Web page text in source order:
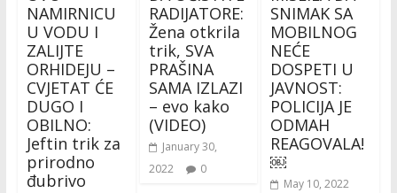
NAMIRNICU
U VODU I
ZALIJTE
ORHIDEJU –
CVJETAT ĆE
DUGO I
OBILNO:
Jeftin trik za
prirodno
đubrivo
RADIJATORE:
Žena otkrila
trik, SVA
PRAŠINA
SAMA IZLAZI
– evo kako
(VIDEO)
January 30,
2022
0
SNIMAK SA
MOBILNOG
NEĆE
DOSPETI U
JAVNOST:
POLICIJA JE
ODMAH
REAGOVALA!
￼
May 10, 2022